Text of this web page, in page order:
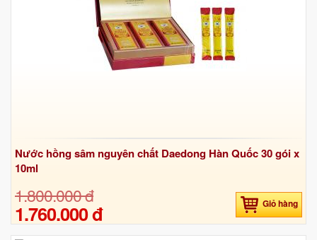
Nước hồng sâm nguyên chất Daedong Hàn Quốc 30 gói x
10ml
1.800.000 đ
1.760.000 đ Giỏ hàng